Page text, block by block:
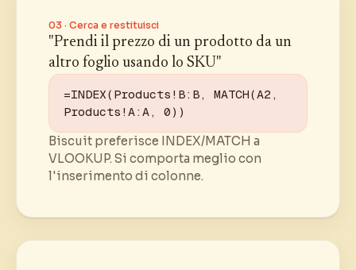
03 · Cerca e restituisci
"Prendi il prezzo di un prodotto da un
altro foglio usando lo SKU"
=INDEX(Products!B:B, MATCH(A2,
Products!A:A, 0))
Biscuit preferisce INDEX/MATCH a
VLOOKUP. Si comporta meglio con
l'inserimento di colonne.